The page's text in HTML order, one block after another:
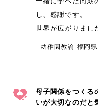
し、感謝です。
世界が広がりまし
幼稚園教諭 福岡
母子関係をつくる
いが大切なのだと